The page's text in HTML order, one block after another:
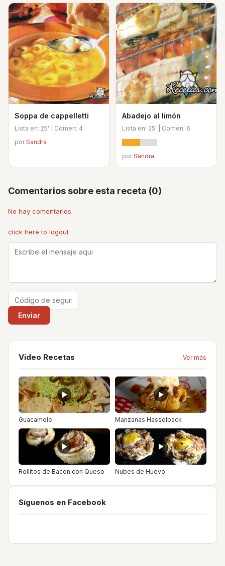
Soppa de cappelletti
Lista en: 25' | Comen: 4
porSandra
Abadejo al limón
Lista en: 25' | Comen: 6
porSandra
Comentarios sobre esta receta (0)
No hay comentarios
click here to logout
Video Recetas Ver más
Guacamole Manzanas Hasselback
Rollitos de Bacon con Queso Nubes de Huevo
Síguenos en Facebook